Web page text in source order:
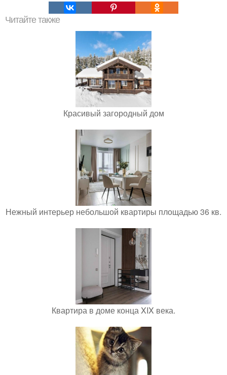
Читайте также
Красивый загородный дом
Нежный интерьер небольшой квартиры площадью 36 кв.
Квартира в доме конца XIX века.